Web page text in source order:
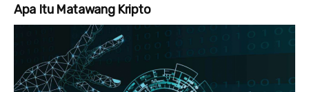
Apa Itu Matawang Kripto